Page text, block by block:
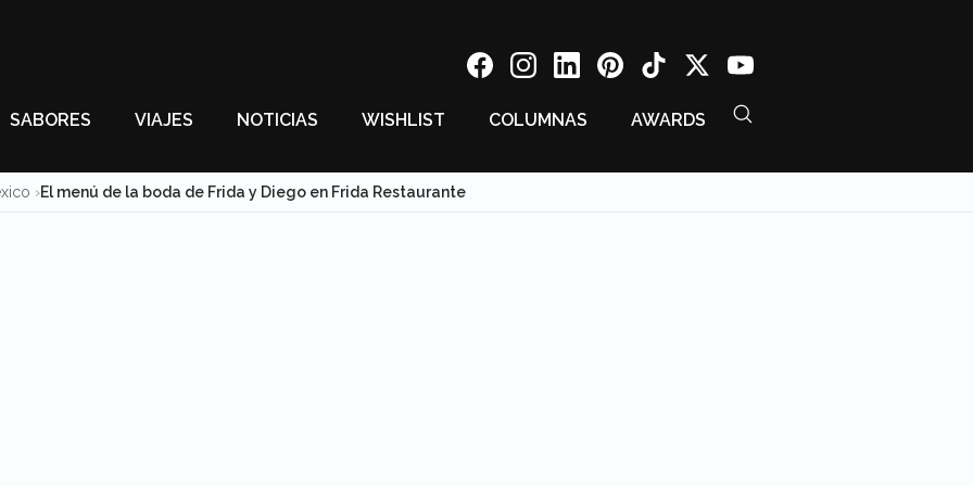
SABORES VIAJES NOTICIAS WISHLIST COLUMNAS AWARDS
El menú de la boda de Frida y Diego en Frida Restaurante